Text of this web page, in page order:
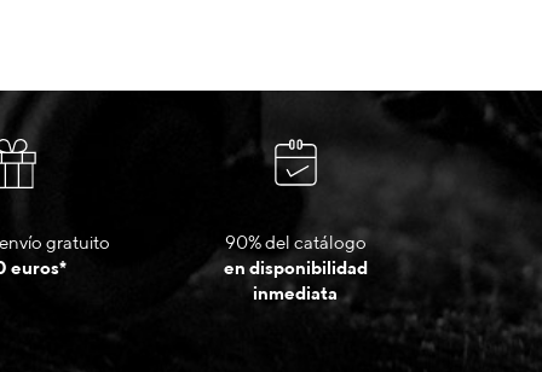
gratuito
euros*
90% del catálogo
en disponibilidad
inmediata